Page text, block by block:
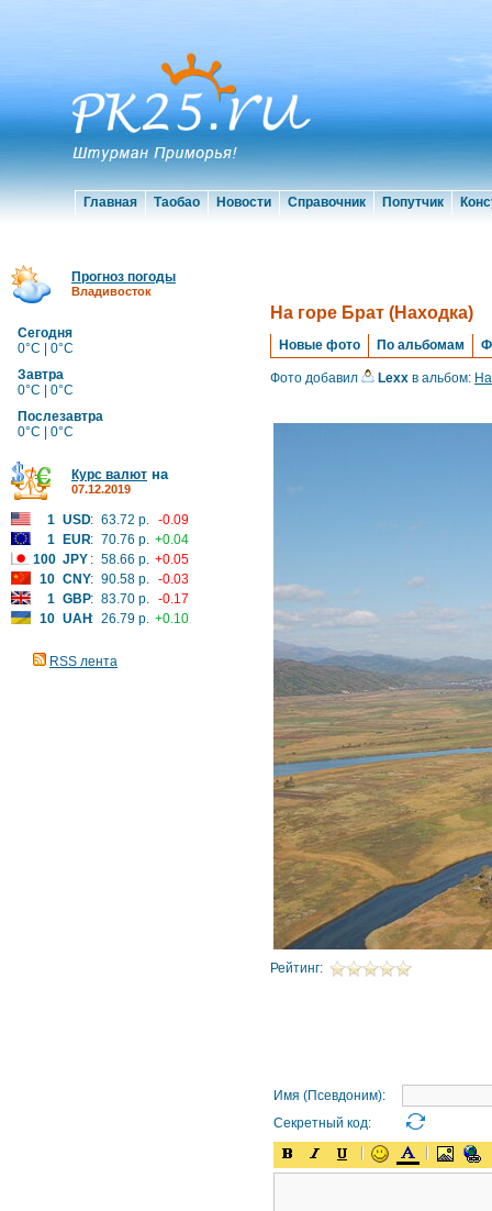
Главная Таобао Новости Справочник Попутчик
Прогноз погоды
Владивосток
Сегодня
0°C | 0°C
Завтра
0°C | 0°C
Послезавтра
0°C | 0°C
Курс валют на
07.12.2019
1 USD: 63.72 р. -0.09
1
EUR: 70.76 р. +0.04
100 JPY : 58.66 р. +0.05
10 CNY: 90.58 р. -0.03
1 GBP: 83.70 р. -0.17
10 UAH: 26.79 р. +0.10
RSS лента
На горе Брат (Находка)
Новые фото По альбомам
Фото добавил Lexx в альбом:
Рейтинг:
Имя (Псевдоним):
Секретный код: